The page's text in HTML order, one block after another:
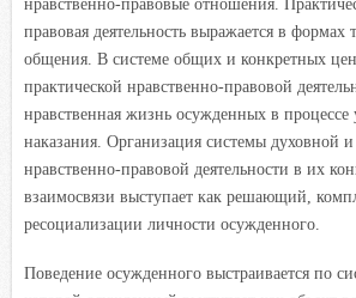
правовая деятельность выражается в формах
общения. В системе общих и конкретных
практической нравственно-правовой
нравственная жизнь осужденных в процессе
наказания. Организация системы духовной и
нравственно-правовой деятельности в их
взаимосвязи выступает как решающий,
ресоциализации личности осужденного.
Поведение осужденного выстраивается по